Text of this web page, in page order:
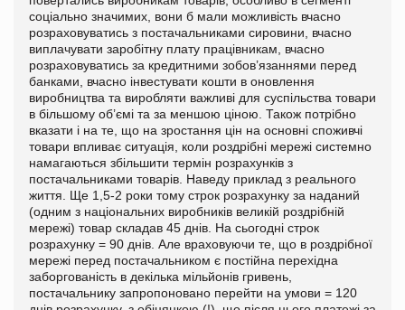
соціально значимих, вони б мали можливість вчасно
розраховуватись з постачальниками сировини, вчасно
виплачувати заробітну плату працівникам, вчасно
розраховуватись за кредитними зобов’язаннями перед
банками, вчасно інвестувати кошти в оновлення
виробництва та виробляти важливі для суспільства товари
в більшому об’ємі та за меншою ціною. Також потрібно
вказати і на те, що на зростання цін на основні споживчі
товари впливає ситуація, коли роздрібні мережі системно
намагаються збільшити термін розрахунків з
постачальниками товарів. Наведу приклад з реального
життя. Ще 1,5-2 роки тому строк розрахунку за наданий
(одним з національних виробників великій роздрібній
мережі) товар складав 45 днів. На сьогодні строк
розрахунку = 90 днів. Але враховуючи те, що в роздрібної
мережі перед постачальником є постійна перехідна
заборгованість в декілька мільйонів гривень,
постачальнику запропоновано перейти на умови = 120